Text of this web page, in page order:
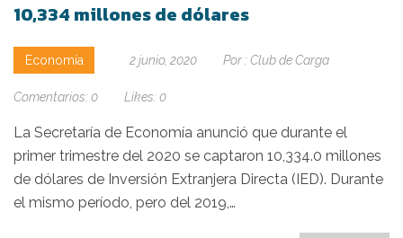
10,334 millones de dólares
Economía 2 junio, 2020 Por : Club de Carga
Comentarios: 0 Likes: 0
La Secretaría de Economía anunció que durante el
primer trimestre del 2020 se captaron 10,334.0 millones
de dólares de Inversión Extranjera Directa (IED). Durante
el mismo período, pero del 2019,…